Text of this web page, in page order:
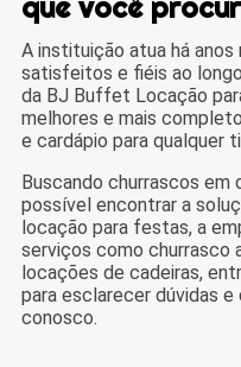
que você
A instituição atua há
satisfeitos e fiéis ao
da BJ Buffet Locação
melhores e mais
e cardápio para qualquer
Buscando churrascos
possível encontrar a
locação para festas, a
serviços como churrasco
locações de cadeiras,
para esclarecer dúvidas
conosco.